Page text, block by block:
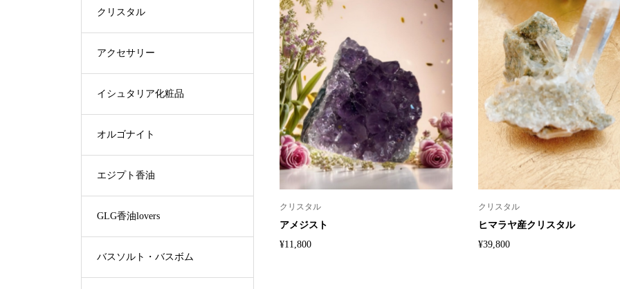
クリスタル
アメジスト
¥11,800
クリスタル
ヒマラヤ産クリスタル
¥39,800
クリスタル
アクセサリー
イシュタリア化粧品
オルゴナイト
エジプト香油
GLG香油lovers
バスソルト・バスボム